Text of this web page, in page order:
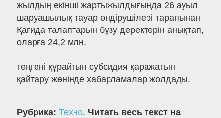
жылдың екінші жартыжылдығында 26 ауыл
шаруашылық тауар өндірушілері тарапынан
Қағида талаптарын бұзу деректерін анықтап,
оларға 24,2 млн.
теңгені құрайтын субсидия қаражатын
қайтару жөнінде хабарламалар жолдады.
Рубрика: Техно. Читать весь текст на